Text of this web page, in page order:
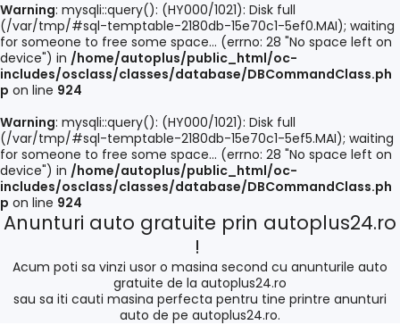
Warning: mysqli::query(): (HY000/1021): Disk full
(/var/tmp/#sql-temptable-2180db-15e70c1-5ef0.MAI); waiting
for someone to free some space... (errno: 28 "No space left on
device") in /home/autoplus/public_html/oc-
includes/osclass/classes/database/DBCommandClass.ph
p on line 924
Warning: mysqli::query(): (HY000/1021): Disk full
(/var/tmp/#sql-temptable-2180db-15e70c1-5ef5.MAI); waiting
for someone to free some space... (errno: 28 "No space left on
device") in /home/autoplus/public_html/oc-
includes/osclass/classes/database/DBCommandClass.ph
p on line 924
Anunturi auto gratuite prin autoplus24.ro
!
Acum poti sa vinzi usor o masina second cu anunturile auto
gratuite de la autoplus24.ro
sau sa iti cauti masina perfecta pentru tine printre anunturi
auto de pe autoplus24.ro.